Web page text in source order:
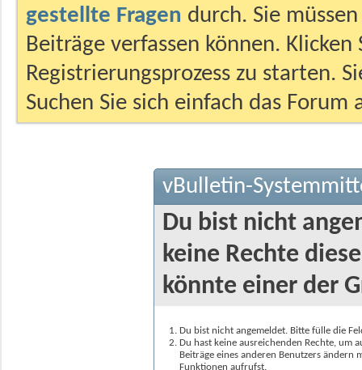
gestellte Fragen durch. Sie
Beiträge verfassen können.
Registrierungsprozess zu starten.
Suchen Sie sich einfach das
vBulletin-
Du bist nicht
keine Rechte
könnte einer der
Du bist nicht angemeldet. Bitte fülle die
Du hast keine ausreichenden Rechte, um
Beiträge eines anderen Benutzers
Funktionen aufrufst.